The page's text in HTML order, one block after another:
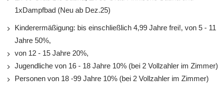
1xDampfbad (Neu ab Dez.25)
Kinderermäßigung: bis einschließlich 4,99 Jahre frei!, von 5 - 11
Jahre 50%,
von 12 - 15 Jahre 20%,
Jugendliche von 16 - 18 Jahre 10% (bei 2 Vollzahler im Zimmer)
Personen von 18 -99 Jahre 10% (bei 2 Vollzahler im Zimmer)